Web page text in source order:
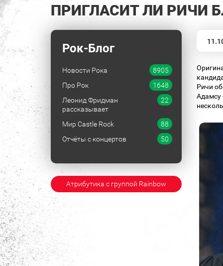
ПРИГЛАСИТ ЛИ РИЧИ
Рок-Блог
Новости Рока
8905
Про Рок
1648
Леонид Фридман
рассказывает
22
Мир Castle Rock
88
Отчёты с концертов
50
Атрибутика с группой Rainbow
Ричи
Адамсу